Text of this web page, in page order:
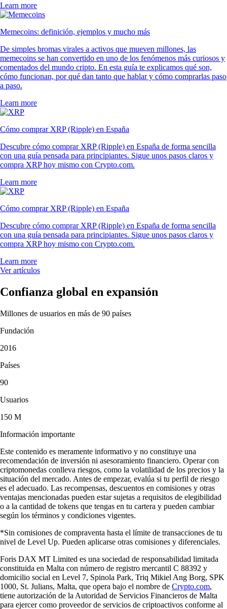
Learn more
Memecoins: definición, ejemplos y mucho más
De simples bromas virales a activos que mueven millones, las
memecoins se han convertido en uno de los fenómenos más curiosos y
comentados del mundo cripto. En esta guía te explicamos qué son,
cómo funcionan, por qué dan tanto que hablar y cómo comprarlas paso
a paso.
Learn more
Cómo comprar XRP (Ripple) en España
Descubre cómo comprar XRP (Ripple) en España de forma sencilla
con una guía pensada para principiantes. Sigue unos pasos claros y
compra XRP hoy mismo con Crypto.com.
Learn more
Cómo comprar XRP (Ripple) en España
Descubre cómo comprar XRP (Ripple) en España de forma sencilla
con una guía pensada para principiantes. Sigue unos pasos claros y
compra XRP hoy mismo con Crypto.com.
Learn more
Ver artículos
Confianza global en expansión
Millones de usuarios en más de 90 países
Fundación
2016
Países
90
Usuarios
150 M
Información importante
Este contenido es meramente informativo y no constituye una
recomendación de inversión ni asesoramiento financiero. Operar con
criptomonedas conlleva riesgos, como la volatilidad de los precios y la
situación del mercado. Antes de empezar, evalúa si tu perfil de riesgo
es el adecuado. Las recompensas, descuentos en comisiones y otras
ventajas mencionadas pueden estar sujetas a requisitos de elegibilidad
o a la cantidad de tokens que tengas en tu cartera y pueden cambiar
según los términos y condiciones vigentes.
*Sin comisiones de compraventa hasta el límite de transacciones de tu
nivel de Level Up. Pueden aplicarse otras comisiones y diferenciales.
Foris DAX MT Limited es una sociedad de responsabilidad limitada
constituida en Malta con número de registro mercantil C 88392 y
domicilio social en Level 7, Spinola Park, Triq Mikiel Ang Borg, SPK
1000, St. Julians, Malta, que opera bajo el nombre de Crypto.com,
tiene autorización de la Autoridad de Servicios Financieros de Malta
para ejercer como proveedor de servicios de criptoactivos conforme al